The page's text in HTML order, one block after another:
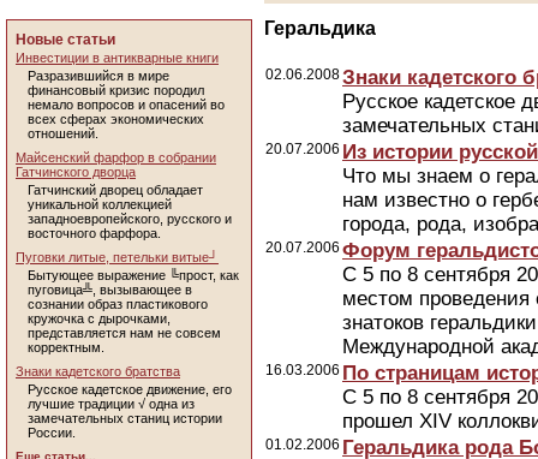
Новые статьи
Инвестиции в антикварные книги
Разразившийся в мире
финансовый кризис породил
немало вопросов и опасений во
всех сферах экономических
отношений.
Майсенский фарфор в собрании
Гатчинского дворца
Гатчинский дворец обладает
уникальной коллекцией
западноевропейского, русского и
восточного фарфора.
Пуговки литые, петельки витые┘
Бытующее выражение ╚прост, как
пуговица╩, вызывающее в
сознании образ пластикового
кружочка с дырочками,
представляется нам не совсем
корректным.
Знаки кадетского братства
Русское кадетское движение, его
лучшие традиции √ одна из
замечательных станиц истории
России.
Еще статьи...
Геральдика
02.06.2008Знаки кадетского
Русское кадетское
замечательных
20.07.2006 Из истории
Что мы знаем о
нам известно о
города, рода,
20.07.2006 Форум
С 5 по 8 сентября
местом проведения
знатоков
Международной
16.03.2006 По страницам
С 5 по 8 сентября
прошел XIV
01.02.2006 Геральдика рода